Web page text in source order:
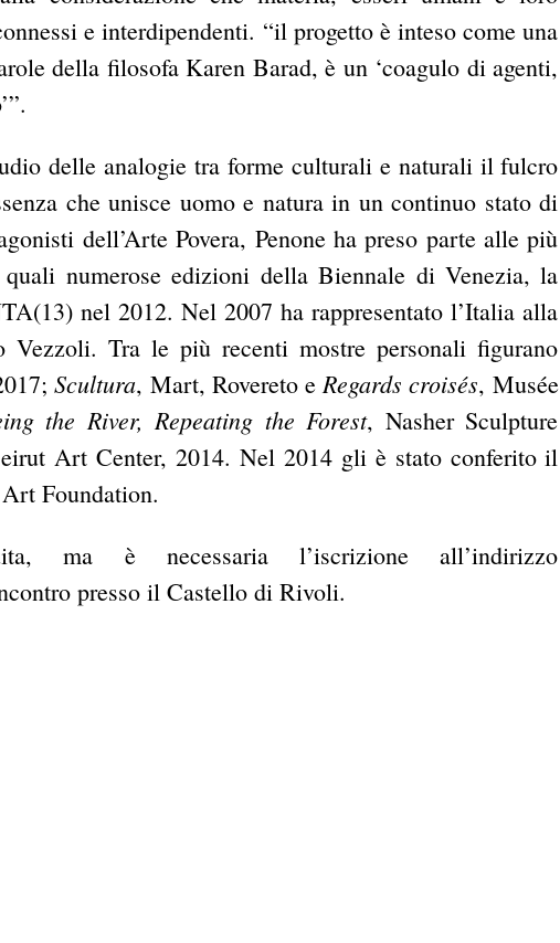
e interdipendenti. “il progetto è inteso come una
della filosofa Karen Barad, è un ‘coagulo di agenti,
delle analogie tra forme culturali e naturali il fulcro
che unisce uomo e natura in un continuo stato di
dell’Arte Povera, Penone ha preso parte alle più
numerose edizioni della Biennale di Venezia, la
nel 2012. Nel 2007 ha rappresentato l’Italia alla
Vezzoli. Tra le più recenti mostre personali figurano
Scultura, Mart, Rovereto e Regards croisés, Musée
the River, Repeating the Forest, Nasher Sculpture
Art Center, 2014. Nel 2014 gli è stato conferito il
Foundation.
ma è necessaria l’iscrizione all’indirizzo
presso il Castello di Rivoli.